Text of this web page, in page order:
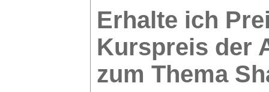
Erhalte ich
Kurspreis der
zum Thema